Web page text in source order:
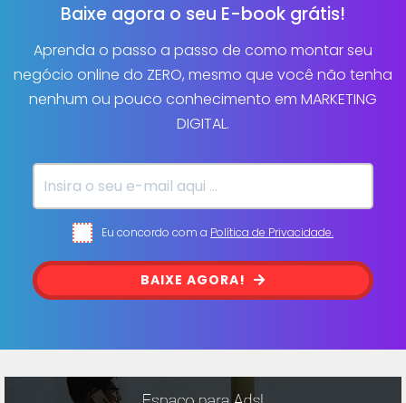
Baixe agora o seu E-book grátis!
Aprenda o passo a passo de como montar seu
negócio online do ZERO, mesmo que você não tenha
nenhum ou pouco conhecimento em MARKETING
DIGITAL.
Eu concordo com a Política de Privacidade.
BAIXE AGORA!